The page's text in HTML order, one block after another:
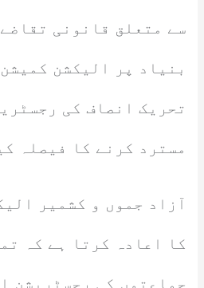
سے متعلق قانونی
بنیاد پر الیکشن
تحریک انصاف کی
مسترد کرنے کا فیصلہ
آزاد جموں و کشمیر
کا اعادہ کرتا ہے کہ
جماعتوں کی رجسٹریشن